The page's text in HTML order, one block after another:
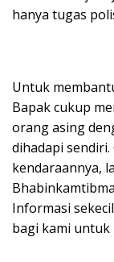
hanya tugas
Untuk
Bapak cukup
orang asing
dihadapi
kendaraannya,
Informasi
bagi kami untuk